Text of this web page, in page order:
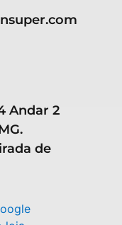
Andar 2
de